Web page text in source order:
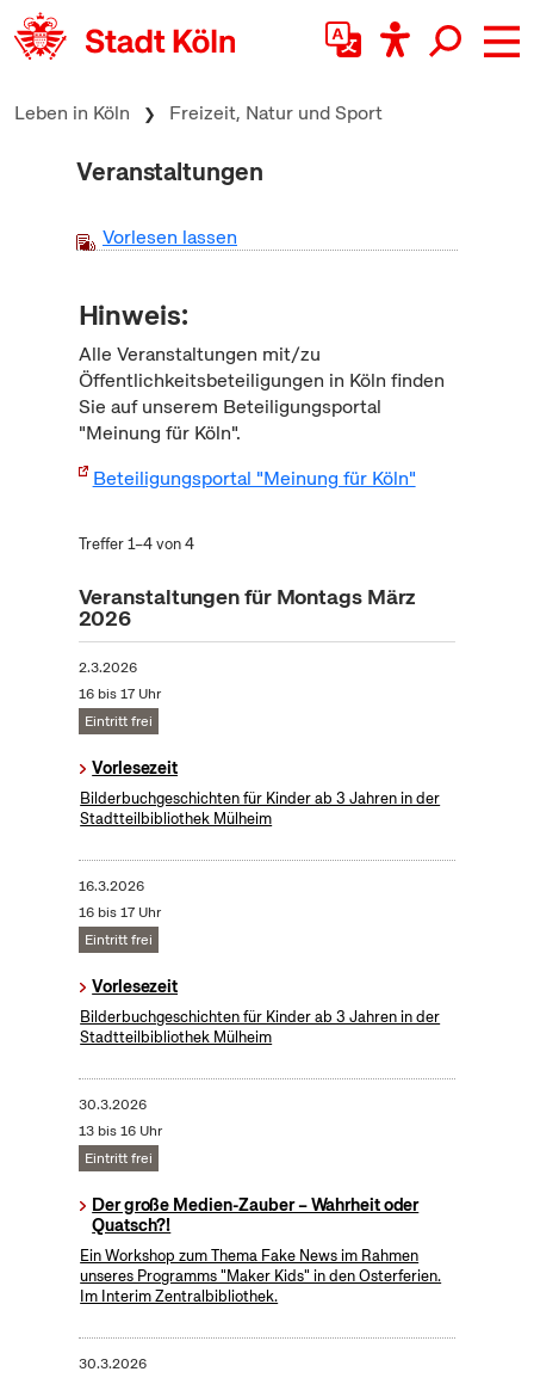
zum Inhalt springen
Leben in Köln Freizeit, Natur und Sport
Veranstaltungen
Vorlesen lassen
Hinweis:
Alle Veranstaltungen mit/zu
Öffentlichkeitsbeteiligungen in Köln finden
Sie auf unserem Beteiligungsportal
"Meinung für Köln".
Beteiligungsportal "Meinung für Köln"
Treffer 1–4 von 4
Veranstaltungen für Montags März
2026
2.3.2026
16 bis 17 Uhr
Eintritt frei
Vorlesezeit
Bilderbuchgeschichten für Kinder ab 3 Jahren in der
Stadtteilbibliothek Mülheim
16.3.2026
16 bis 17 Uhr
Eintritt frei
Vorlesezeit
Bilderbuchgeschichten für Kinder ab 3 Jahren in der
Stadtteilbibliothek Mülheim
30.3.2026
13 bis 16 Uhr
Eintritt frei
Der große Medien-Zauber – Wahrheit oder
Quatsch?!
Ein Workshop zum Thema Fake News im Rahmen
unseres Programms "Maker Kids" in den Osterferien.
Im Interim Zentralbibliothek.
30.3.2026